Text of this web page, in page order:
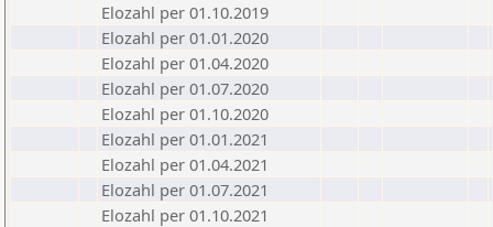
Elozahl per 01.10.2019
Elozahl per 01.01.2020
Elozahl per 01.04.2020
Elozahl per 01.07.2020
Elozahl per 01.10.2020
Elozahl per 01.01.2021
Elozahl per 01.04.2021
Elozahl per 01.07.2021
Elozahl per 01.10.2021